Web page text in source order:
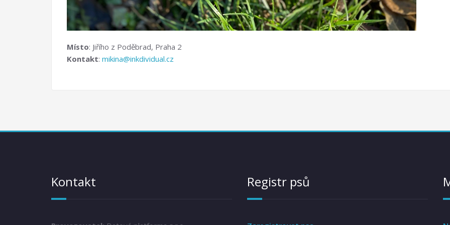
Místo: Jiřího z Poděbrad, Praha 2
Kontakt: mikina@inkdividual.cz
Kontakt Registr psů